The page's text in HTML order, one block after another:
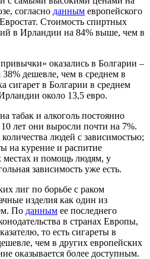
согласно данным европейского
Евростат. Стоимость спиртных
в Ирландии на 84% выше, чем в
оказались в Болгарии –
38% дешевле, чем в среднем в
сигарет в Болгарии в среднем
около 13,5 евро.
табак и алкоголь постоянно
лет они выросли почти на 7%.
людей с зависимостью;
на курение и распитие
местах и помощь людям, у
зависимость уже есть.
лиг по борьбе с раком
изделия как один из
По данным ее последнего
в странах Европы,
то есть сигареты в
чем в других европейских
оказывается более доступным.